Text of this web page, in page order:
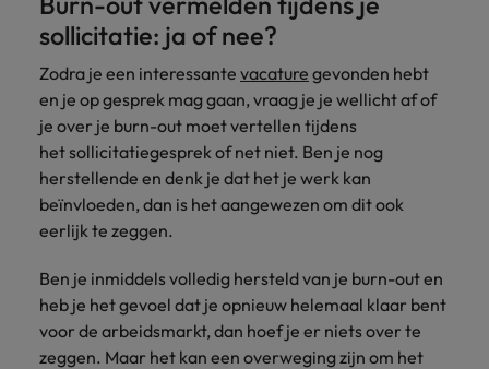
sollicitatie: ja of nee?
Zodra je een interessante vacature gevonden hebt
en je op gesprek mag gaan, vraag je je wellicht af of
je over je burn-out moet vertellen tijdens
het sollicitatiegesprek of net niet. Ben je nog
herstellende en denk je dat het je werk kan
beïnvloeden, dan is het aangewezen om dit ook
eerlijk te zeggen.
Ben je inmiddels volledig hersteld van je burn-out en
heb je het gevoel dat je opnieuw helemaal klaar bent
voor de arbeidsmarkt, dan hoef je er niets over te
zeggen. Maar het kan een overweging zijn om het